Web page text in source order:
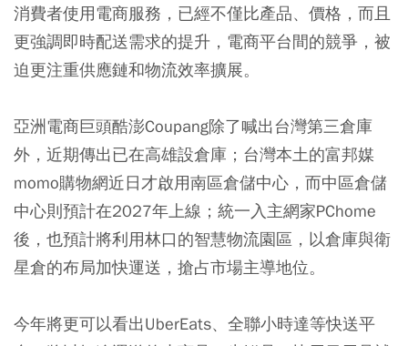
消費者使用電商服務，已經不僅比產品、價格，而且
更強調即時配送需求的提升，電商平台間的競爭，被
迫更注重供應鏈和物流效率擴展。
亞洲電商巨頭酷澎Coupang除了喊出台灣第三倉庫
外，近期傳出已在高雄設倉庫；台灣本土的富邦媒
momo購物網近日才啟用南區倉儲中心，而中區倉儲
中心則預計在2027年上線；統一入主網家PChome
後，也預計將利用林口的智慧物流園區，以倉庫與衛
星倉的布局加快運送，搶占市場主導地位。
今年將更可以看出UberEats、全聯小時達等快送平